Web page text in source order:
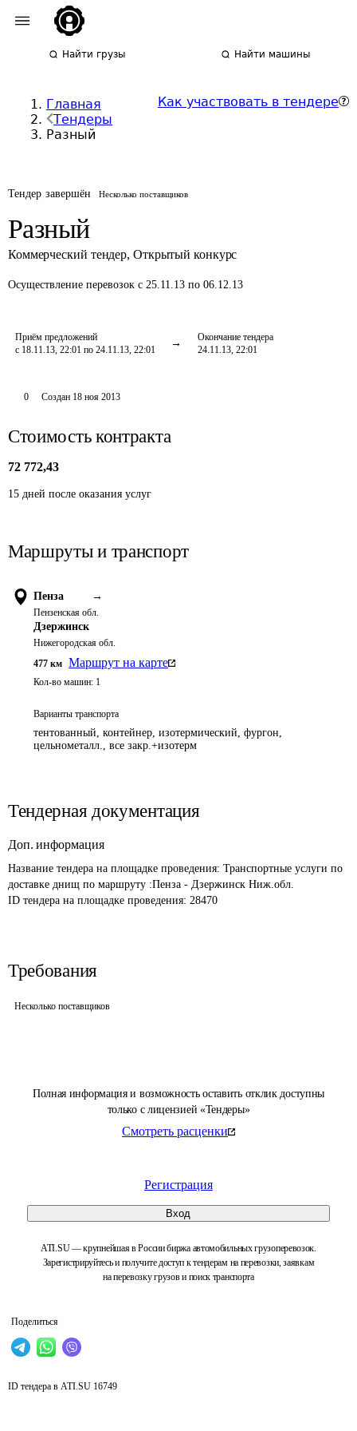
Найти грузы Найти машины
Главная
Тендеры
Разный
Как участвовать в тендере
Тендер завершён Несколько поставщиков
Разный
Коммерческий тендер, Открытый конкурс
Осуществление перевозок с 25.11.13 по 06.12.13
Приём предложений
с 18.11.13, 22:01 по 24.11.13, 22:01
Окончание тендера
24.11.13, 22:01
Полная информация и возможность оставить отклик доступны
только с лицензией «Тендеры»
Смотреть расценки
Регистрация
Вход
ATI.SU — крупнейшая в России биржа автомобильных грузоперевозок.
Зарегистрируйтесь и получите доступ к тендерам на перевозки, заявкам
на перевозку грузов и поиск транспорта
Поделиться
0 Создан 18 ноя 2013
Стоимость контракта
72 772,43
15 дней после оказания услуг
Маршруты и транспорт
Пенза →
Пензенская обл.
Дзержинск
Нижегородская обл.
477 км Маршрут на карте
Кол-во машин: 1
Варианты транспорта
тентованный, контейнер, изотермический, фургон,
цельнометалл., все закр.+изотерм
Тендерная документация
Доп. информация
Название тендера на площадке проведения: Транспортные услуги по
доставке днищ по маршруту :Пенза - Дзержинск Ниж.обл.
ID тендера на площадке проведения: 28470
Требования
Несколько поставщиков
ID тендера в ATI.SU 16749